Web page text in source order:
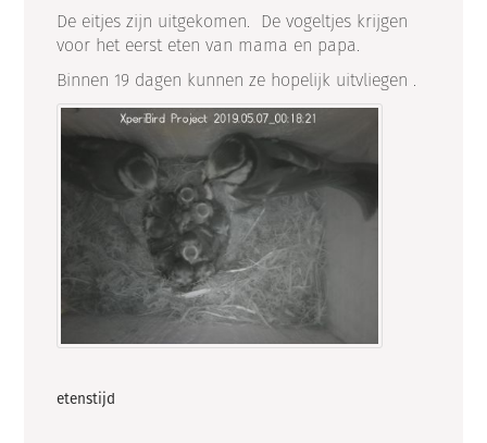
De eitjes zijn uitgekomen. De vogeltjes krijgen
voor het eerst eten van mama en papa.
Binnen 19 dagen kunnen ze hopelijk uitvliegen .
etenstijd